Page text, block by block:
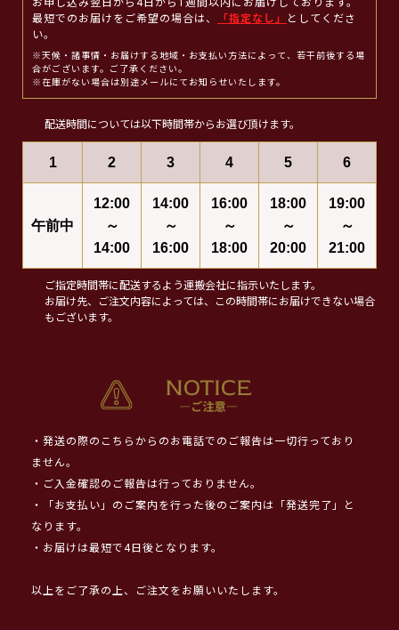
お申し込み翌日から4日から1週間以内にお届けしております。
最短でのお届けをご希望の場合は、
「指定なし」
としてくださ
い。
※天候・諸事情・お届けする地域・お支払い方法によって、若干前後する場
合がございます。ご了承ください。
※在庫がない場合は別途メールにてお知らせいたします。
配送時間については以下時間帯からお選び頂けます。
1 2 3 4 5 6
午前中
12:00
～
14:00
14:00
～
16:00
16:00
～
18:00
18:00
～
20:00
19:00
～
21:00
ご指定時間帯に配送するよう運搬会社に指示いたします。
お届け先、ご注文内容によっては、この時間帯にお届けできない場合
もございます。
・発送の際のこちらからのお電話でのご報告は一切行っており
ません。
・ご入金確認のご報告は行っておりません。
・「お支払い」のご案内を行った後のご案内は「発送完了」と
なります。
・お届けは最短で4日後となります。
以上をご了承の上、ご注文をお願いいたします。